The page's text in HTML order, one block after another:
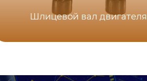
Шлицевой вал двигателя